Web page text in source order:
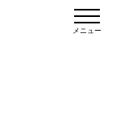
メニュー